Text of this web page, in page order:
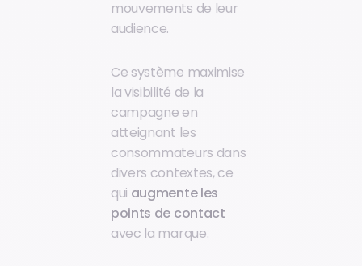
mouvements de leur
audience.
Ce système maximise
la visibilité de la
campagne en
atteignant les
consommateurs dans
divers contextes, ce
qui augmente les
points de contact
avec la marque.